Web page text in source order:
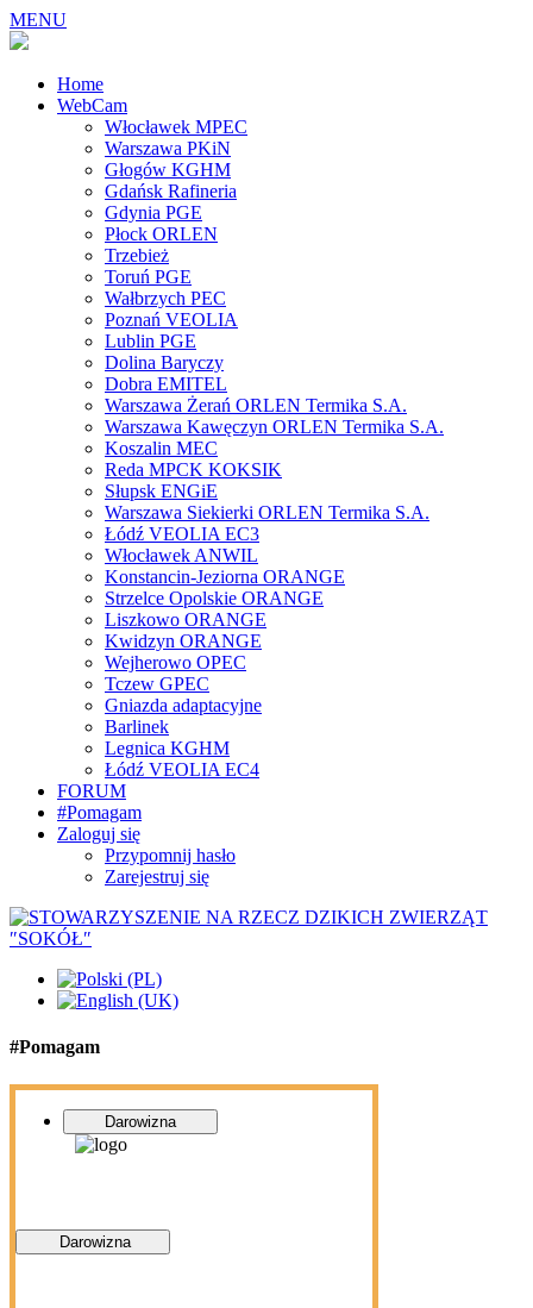
MENU
Home
WebCam
Włocławek MPEC
Warszawa PKiN
Głogów KGHM
Gdańsk Rafineria
Gdynia PGE
Płock ORLEN
Trzebież
Toruń PGE
Wałbrzych PEC
Poznań VEOLIA
Lublin PGE
Dolina Baryczy
Dobra EMITEL
Warszawa Żerań ORLEN Termika S.A.
Warszawa Kawęczyn ORLEN Termika S.A.
Koszalin MEC
Reda MPCK KOKSIK
Słupsk ENGiE
Warszawa Siekierki ORLEN Termika S.A.
Łódź VEOLIA EC3
Włocławek ANWIL
Konstancin-Jeziorna ORANGE
Strzelce Opolskie ORANGE
Liszkowo ORANGE
Kwidzyn ORANGE
Wejherowo OPEC
Tczew GPEC
Gniazda adaptacyjne
Barlinek
Legnica KGHM
Łódź VEOLIA EC4
FORUM
#Pomagam
Zaloguj się
Przypomnij hasło
Zarejestruj się
#Pomagam
Darowizna
Darowizna